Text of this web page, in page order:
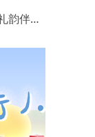
主题活动